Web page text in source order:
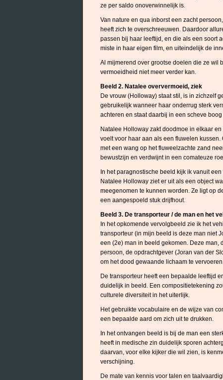
ze per saldo onoverwinnelijk is.
Van nature en qua inborst een zacht
heeft zich te overschreeuwen. Daardoor
passen bij haar leeftijd, en die als een soort
miste in haar eigen film, en uiteindelijk de
Al mijmerend over grootse doelen die ze wil
vermoeidheid niet meer verder kan.
Beeld 2. Natalee oververmoeid, ziek
De vrouw (Holloway) staat stil, is in zichzelf
gebruikelijk wanneer haar onderrug sterk
achteren en staat daarbij in een scheve
Natalee Holloway zakt doodmoe in elkaar
voelt voor haar aan als een fluwelen
met een wang op het fluweelzachte zand
bewustzijn en verdwijnt in een comateuze
In het paragnostische beeld kijk ik vanuit
Natalee Holloway ziet er uit als een object
meegenomen te kunnen worden. Ze ligt op
een aangespoeld stuk drijfhout.
Beeld 3. De transporteur / de man en het
In het opkomende vervolgbeeld zie ik het
transporteur (in mijn beeld is deze man niet
een (2e) man in beeld gekomen. Deze man,
persoon, de opdrachtgever (Joran van der
om het dood gewaande lichaam te
De transporteur heeft een bepaalde leeftijd
duidelijk in beeld. Een compositietekening
culturele diversiteit in het uiterlijk.
Het gebruikte vocabulaire en de wijze van
een bepaalde aard om zich uit te drukken.
In het ontvangen beeld is bij de man een
heeft in medische zin duidelijk sporen
daarvan, voor elke kijker die wil zien, is
verschijning.
De mate van kennis voor talen en